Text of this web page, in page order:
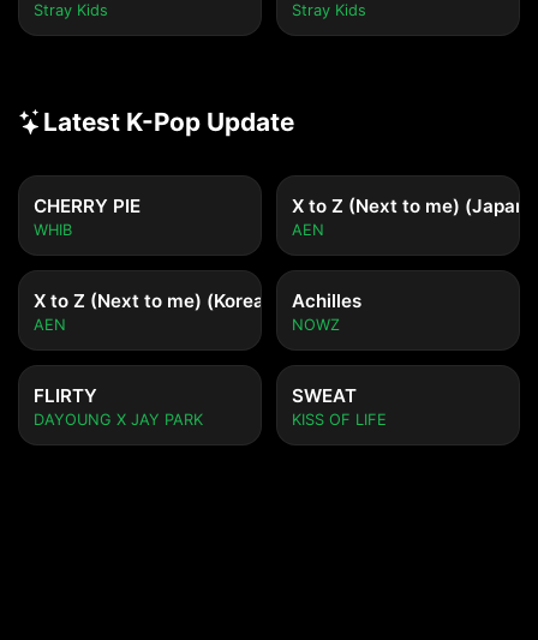
Stray Kids Stray Kids
Latest K-Pop Update
CHERRY PIE
WHIB
X to Z (Next to me)
AEN
X to Z (Next to me) (Korean ver.)
AEN
Achilles
NOWZ
FLIRTY
DAYOUNG X JAY PARK
SWEAT
KISS OF LIFE